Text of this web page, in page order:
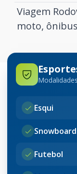
Viagem
moto,
Esqui
Snowboard
Futebol